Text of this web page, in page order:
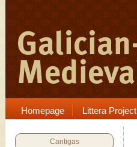
Homepage Littera Project
Cantigas